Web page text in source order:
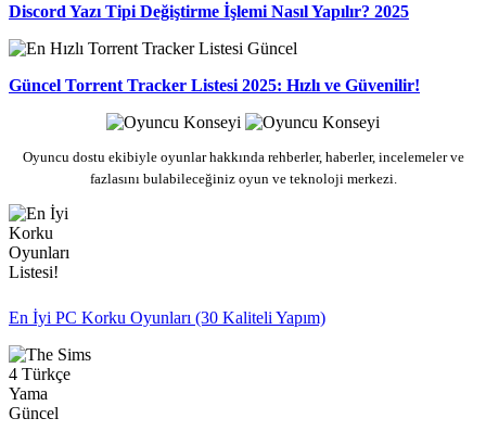
Discord Yazı Tipi Değiştirme İşlemi Nasıl Yapılır? 2025
Güncel Torrent Tracker Listesi 2025: Hızlı ve Güvenilir!
Oyuncu dostu ekibiyle oyunlar hakkında rehberler, haberler, incelemeler ve
fazlasını bulabileceğiniz oyun ve teknoloji merkezi.
En İyi PC Korku Oyunları (30 Kaliteli Yapım)